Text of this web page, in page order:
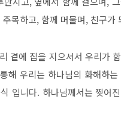
목하고, 함께 머물며, 친구가
곁에 집을 지으셔서 우리가
해 우리는 하나님의 화해하
입니다. 하나님께서는 찢어